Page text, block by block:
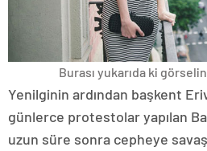
Burası yukarıda ki
Yenilginin ardından başkent
günlerce protestolar yapılan
uzun süre sonra cepheye